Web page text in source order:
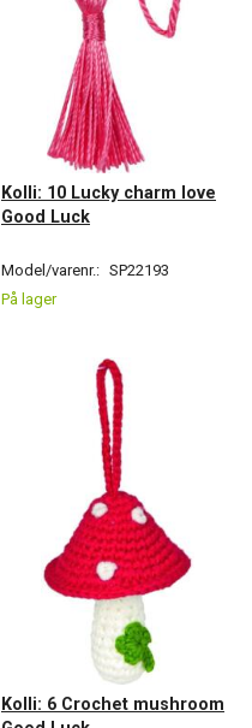
Kolli: 10 Lucky charm love
Good Luck
Model/varenr.: SP22193
På lager
Kolli: 6 Crochet mushroom